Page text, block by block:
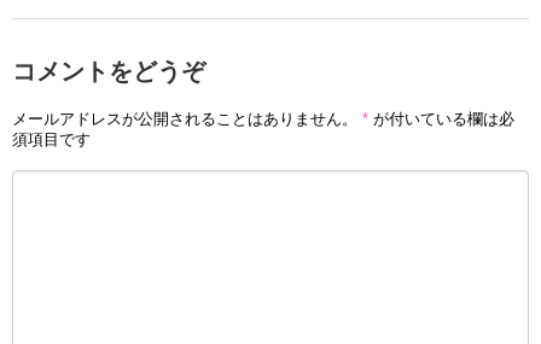
コメントをどうぞ
メールアドレスが公開されることはありません。 * が付いている欄は必
須項目です